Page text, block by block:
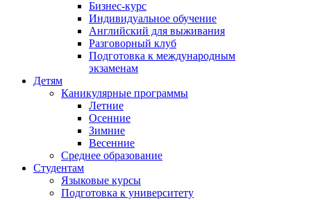
Бизнес-курс
Индивидуальное обучение
Английский для выживания
Разговорный клуб
Подготовка к международным
экзаменам
Детям
Каникулярные программы
Летние
Осенние
Зимние
Весенние
Среднее образование
Студентам
Языковые курсы
Подготовка к университету